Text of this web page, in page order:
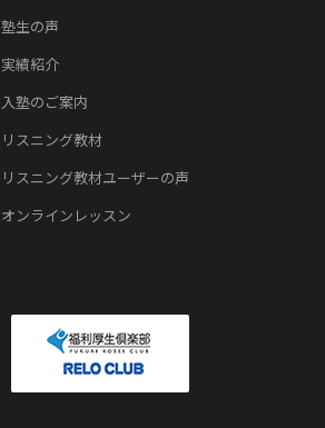
塾生の声
実績紹介
入塾のご案内
リスニング教材
リスニング教材ユーザーの声
オンラインレッスン